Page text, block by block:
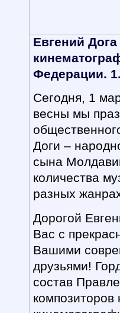
Евгений
Федерации.
Сегодня, 1
весны мы
Доги –
сына
количества
разных
Дорогой
Вас с
Вашими
друзьями!
состав